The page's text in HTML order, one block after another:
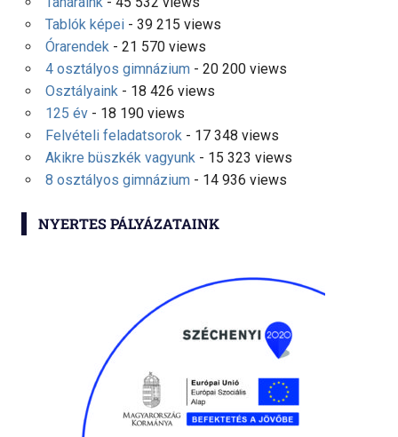
Tablók képei- 39 215 views
Órarendek - 21 570 views
4 osztályos gimnázium- 20 200 views
Osztályaink - 18 426 views
125 év- 18 190 views
Felvételi feladatsorok - 17 348 views
Akikre büszkék vagyunk - 15 323 views
8 osztályos gimnázium- 14 936 views
NYERTES PÁLYÁZATAINK